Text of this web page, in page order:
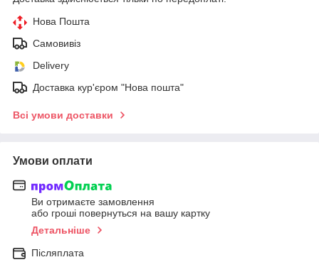
Нова Пошта
Самовивіз
Delivery
Доставка кур'єром "Нова пошта"
Всі умови доставки
Умови оплати
Ви отримаєте замовлення
або гроші повернуться на вашу картку
Детальніше
Післяплата